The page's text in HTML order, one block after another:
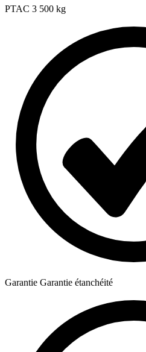
PTAC 3 500 kg
Garantie Garantie étanchéité